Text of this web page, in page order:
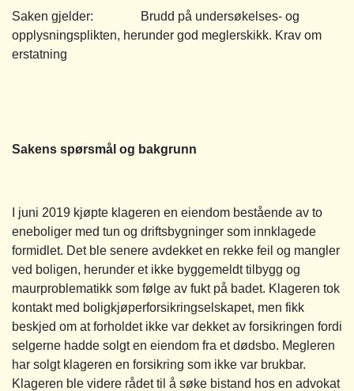
Saken gjelder: Brudd på undersøkelses- og
opplysningsplikten, herunder god meglerskikk. Krav om
erstatning
Sakens spørsmål og bakgrunn
I juni 2019 kjøpte klageren en eiendom bestående av to
eneboliger med tun og driftsbygninger som innklagede
formidlet. Det ble senere avdekket en rekke feil og mangler
ved boligen, herunder et ikke byggemeldt tilbygg og
maurproblematikk som følge av fukt på badet. Klageren tok
kontakt med boligkjøperforsikringselskapet, men fikk
beskjed om at forholdet ikke var dekket av forsikringen fordi
selgerne hadde solgt en eiendom fra et dødsbo. Megleren
har solgt klageren en forsikring som ikke var brukbar.
Klageren ble videre rådet til å søke bistand hos en advokat